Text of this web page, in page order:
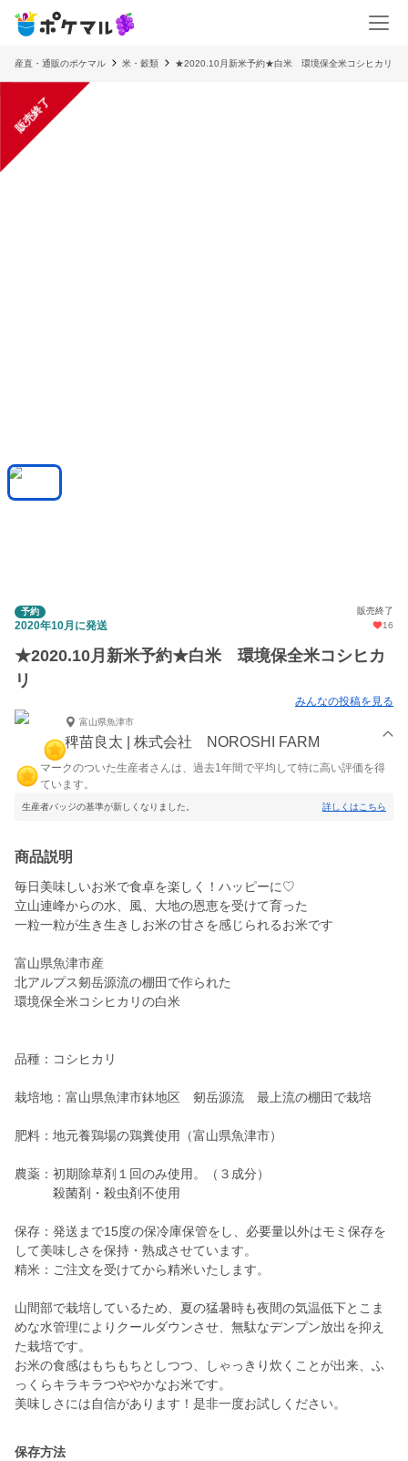
産直・通販のポケマル 米・穀類 ★2020.10月新米予約★白米 環境保全米コシヒカリ
販売終了
予約 販売終了
2020年10月に発送 16
★2020.10月新米予約★白米 環境保全米コシヒカ
リ
みんなの投稿を見る
富山県魚津市
稗苗良太 | 株式会社 NOROSHI FARM
マークのついた生産者さんは、過去1年間で平均して特に高い評価を得
ています。
生産者バッジの基準が新しくなりました。 詳しくはこちら
商品説明
毎日美味しいお米で食卓を楽しく！ハッピーに♡
立山連峰からの水、風、大地の恩恵を受けて育った
一粒一粒が生き生きしお米の甘さを感じられるお米です
富山県魚津市産
北アルプス剱岳源流の棚田で作られた
環境保全米コシヒカリの白米
品種：コシヒカリ
栽培地：富山県魚津市鉢地区 剱岳源流 最上流の棚田で栽培
肥料：地元養鶏場の鶏糞使用（富山県魚津市）
農薬：初期除草剤１回のみ使用。（３成分）
殺菌剤・殺虫剤不使用
保存：発送まで15度の保冷庫保管をし、必要量以外はモミ保存を
して美味しさを保持・熟成させています。
精米：ご注文を受けてから精米いたします。
山間部で栽培しているため、夏の猛暑時も夜間の気温低下とこま
めな水管理によりクールダウンさせ、無駄なデンプン放出を抑え
た栽培です。
お米の食感はもちもちとしつつ、しゃっきり炊くことが出来、ふ
っくらキラキラつややかなお米です。
保存方法